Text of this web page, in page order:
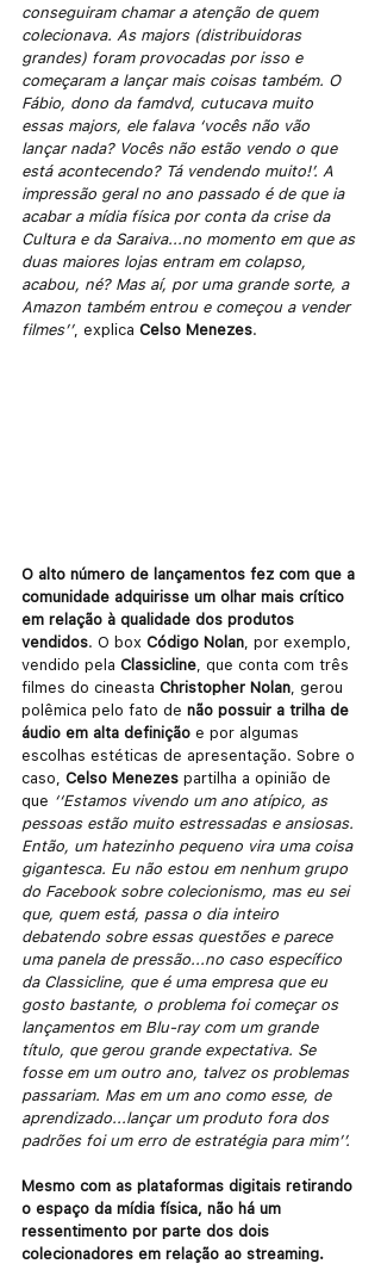
conseguiram chamar a atenção de quem
colecionava. As majors (distribuidoras
grandes) foram provocadas por isso e
começaram a lançar mais coisas também. O
Fábio, dono da famdvd, cutucava muito
essas majors, ele falava ‘vocês não vão
lançar nada? Vocês não estão vendo o que
está acontecendo? Tá vendendo muito!’. A
impressão geral no ano passado é de que ia
acabar a mídia física por conta da crise da
Cultura e da Saraiva...no momento em que as
duas maiores lojas entram em colapso,
acabou, né? Mas aí, por uma grande sorte, a
Amazon também entrou e começou a vender
filmes’’, explica Celso Menezes.
O alto número de lançamentos fez com que a
comunidade adquirisse um olhar mais crítico
em relação à qualidade dos produtos
vendidos. O box Código Nolan, por exemplo,
vendido pela Classicline, que conta com três
filmes do cineasta Christopher Nolan, gerou
polêmica pelo fato de não possuir a trilha de
áudio em alta definição e por algumas
escolhas estéticas de apresentação. Sobre o
caso, Celso Menezes partilha a opinião de
que ‘‘Estamos vivendo um ano atípico, as
pessoas estão muito estressadas e ansiosas.
Então, um hatezinho pequeno vira uma coisa
gigantesca. Eu não estou em nenhum grupo
do Facebook sobre colecionismo, mas eu sei
que, quem está, passa o dia inteiro
debatendo sobre essas questões e parece
uma panela de pressão...no caso específico
da Classicline, que é uma empresa que eu
gosto bastante, o problema foi começar os
lançamentos em Blu-ray com um grande
título, que gerou grande expectativa. Se
fosse em um outro ano, talvez os problemas
passariam. Mas em um ano como esse, de
aprendizado...lançar um produto fora dos
padrões foi um erro de estratégia para mim’’.
Mesmo com as plataformas digitais retirando
o espaço da mídia física, não há um
ressentimento por parte dos dois
colecionadores em relação ao streaming.